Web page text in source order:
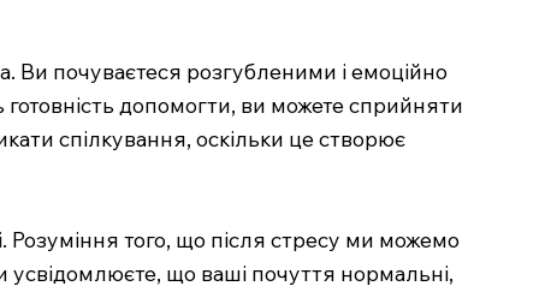
Ви почуваєтеся розгубленими і емоційно
допомогти, ви можете сприйняти
спілкування, оскільки це створює
того, що після стресу ми можемо
що ваші почуття нормальні,